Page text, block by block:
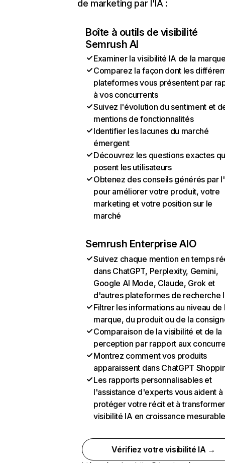
de marketing par l'IA :
Boîte à outils de visibilité
Semrush AI
Examiner la visibilité IA de la
Comparez la façon dont les
plateformes vous présentent par
à vos concurrents
Suivez l'évolution du sentiment et
mentions de fonctionnalités
Identifier les lacunes du marché
émergent
Découvrez les questions exactes
posent les utilisateurs
Obtenez des conseils générés par
pour améliorer votre produit, votre
marketing et votre position sur le
marché
Semrush Enterprise AIO
Suivez chaque mention en temps
dans ChatGPT, Perplexity, Gemini,
Google AI Mode, Claude, Grok et
d'autres plateformes de recherche
Filtrer les informations au niveau de
marque, du produit ou de la
Comparaison de la visibilité et de la
perception par rapport aux
Montrez comment vos produits
apparaissent dans ChatGPT
Les rapports personnalisables et
l'assistance d'experts vous aident à
protéger votre récit et à
visibilité IA en croissance
Vérifiez votre visibilité IA →